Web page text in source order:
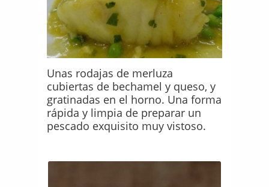
Unas rodajas de merluza
cubiertas de bechamel y queso, y
gratinadas en el horno. Una forma
rápida y limpia de preparar un
pescado exquisito muy vistoso.